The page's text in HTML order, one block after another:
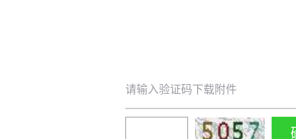
请输入验证码下载附件